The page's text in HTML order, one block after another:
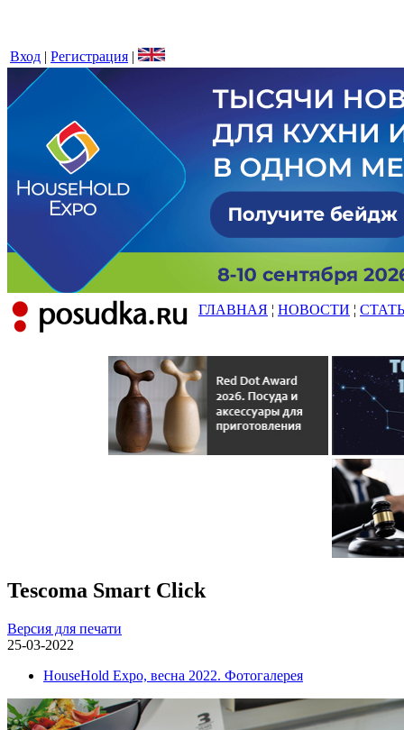
Вход | Регистрация |
ГЛАВНАЯ ¦ НОВОСТИ ¦
Tescoma Smart Click
Версия для печати
25-03-2022
HouseHold Expo, весна 2022. Фотогалерея